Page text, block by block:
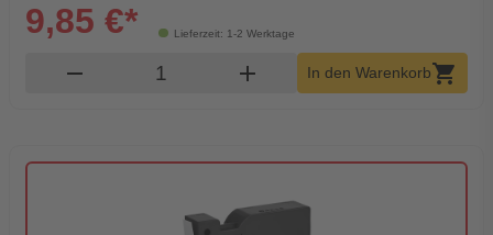
Lieferzeit: 1-2 Werktage
9,85 €*
remove Produkt Warenkorb Menge
add In den Warenkorbshopping_cart